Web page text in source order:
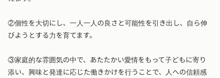
②個性を大切にし、一人一人の良さと可能性を引き出し、自ら伸
びようとする力を育てます。
③家庭的な雰囲気の中で、あたたかい愛情をもって子どもに寄り
添い、興味と発達に応じた働きかけを行うことで、人への信頼感